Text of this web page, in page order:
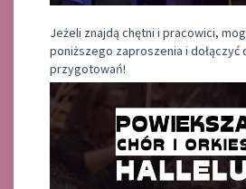
Jeżeli znajdą chętni i pracowici,
poniższego zaproszenia i dołączyć
przygotowań!